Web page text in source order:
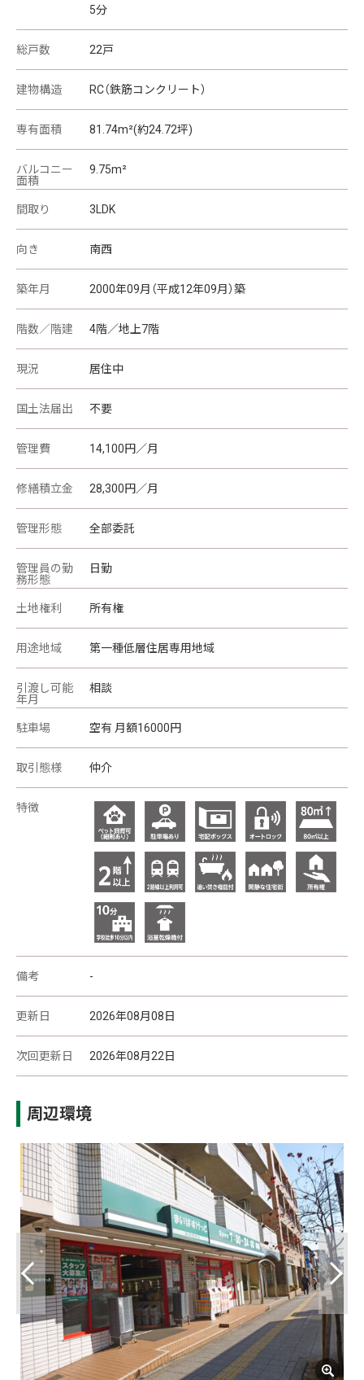
5分
総戸数 22戸
建物構造 RC（鉄筋コンクリート）
専有面積 81.74m²(約24.72坪)
バルコニー
面積
9.75m²
間取り 3LDK
向き 南西
築年月 2000年09月（平成12年09月）築
階数／階建 4階／地上7階
現況 居住中
国土法届出 不要
管理費 14,100円／月
修繕積立金 28,300円／月
管理形態 全部委託
管理員の勤
務形態
日勤
土地権利 所有権
用途地域 第一種低層住居専用地域
引渡し可能
年月
相談
駐車場 空有 月額16000円
取引態様 仲介
特徴
備考 -
更新日 2026年08月08日
次回更新日 2026年08月22日
周辺環境